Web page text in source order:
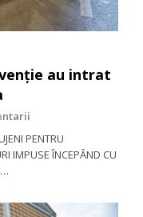
au intrat
PENTRU
IMPUSE ÎNCEPÂND CU